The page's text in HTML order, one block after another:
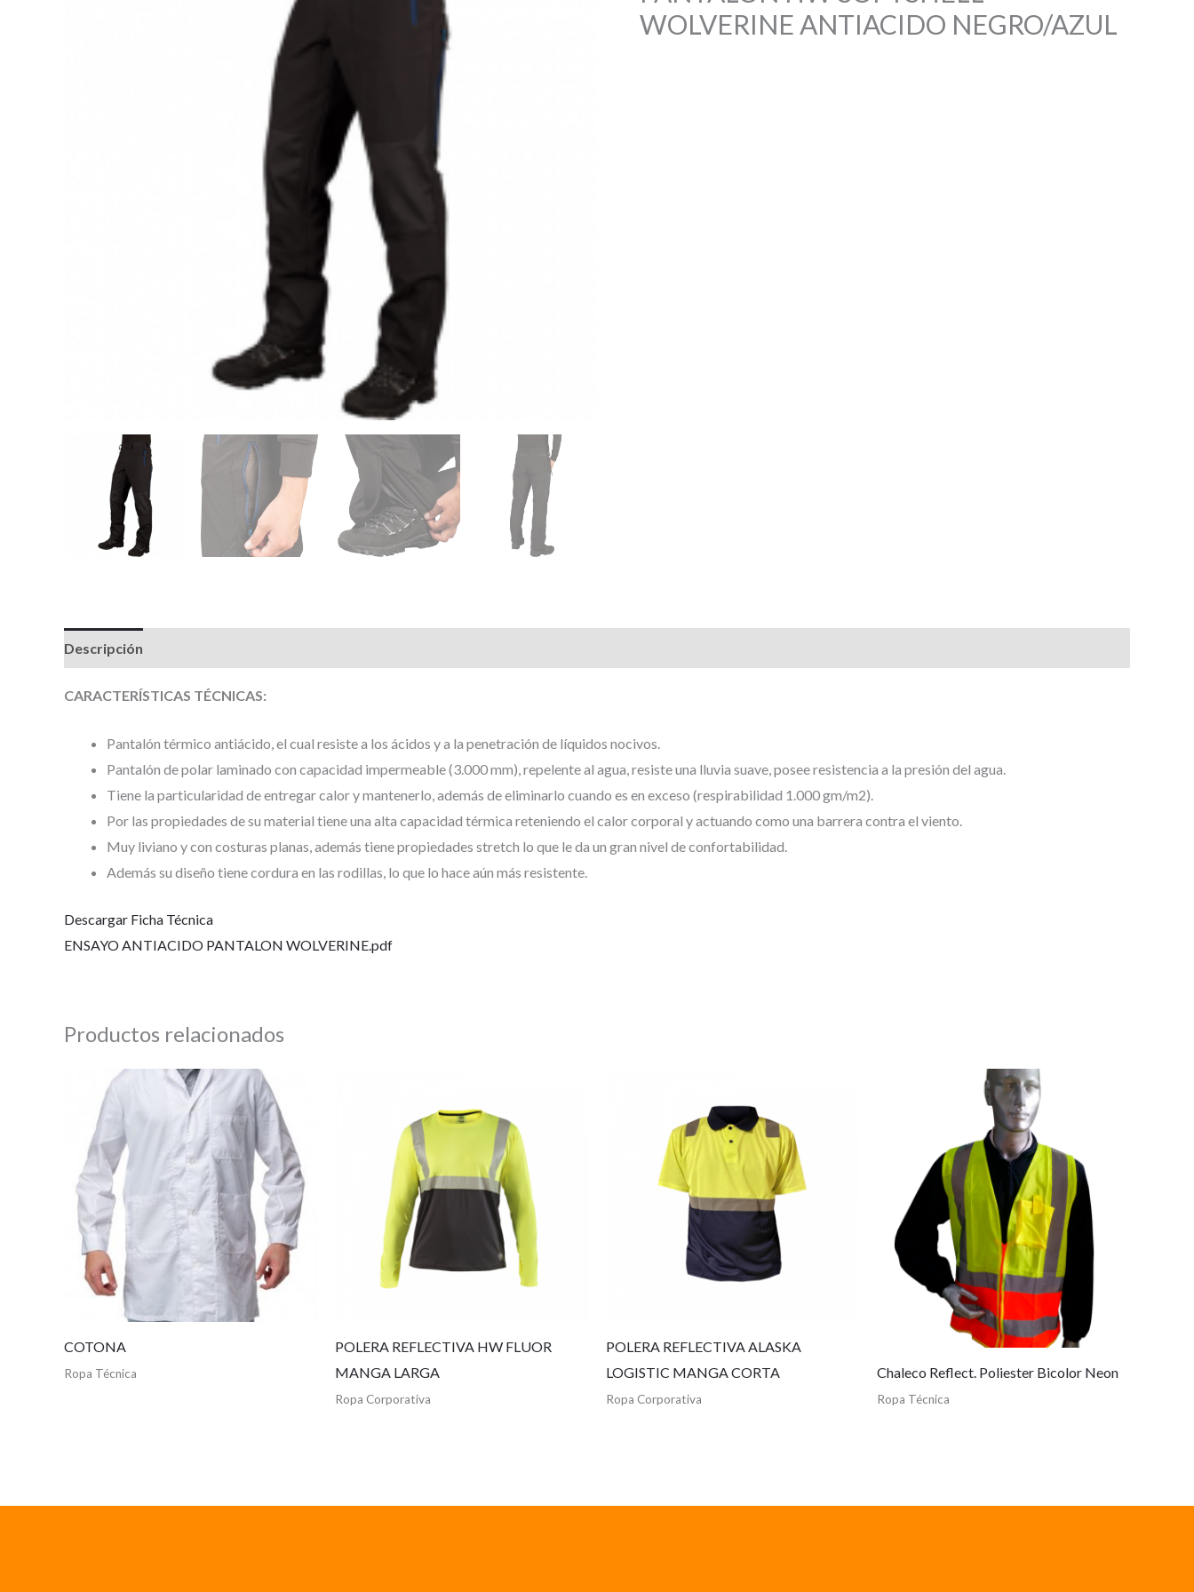
WOLVERINE ANTIACIDO NEGRO/AZUL
Descripción
CARACTERÍSTICAS TÉCNICAS:
Pantalón térmico antiácido, el cual resiste a los ácidos y a la penetración de líquidos nocivos.
Pantalón de polar laminado con capacidad impermeable (3.000 mm), repelente al agua, resiste una lluvia suave, posee resistencia a la presión del agua.
Tiene la particularidad de entregar calor y mantenerlo, además de eliminarlo cuando es en exceso (respirabilidad 1.000 gm/m2).
Por las propiedades de su material tiene una alta capacidad térmica reteniendo el calor corporal y actuando como una barrera contra el viento.
Muy liviano y con costuras planas, además tiene propiedades stretch lo que le da un gran nivel de confortabilidad.
Además su diseño tiene cordura en las rodillas, lo que lo hace aún más resistente.
Descargar Ficha Técnica
ENSAYO ANTIACIDO PANTALON WOLVERINE.pdf
Productos relacionados
COTONA
Ropa Técnica
POLERA REFLECTIVA HW FLUOR
MANGA LARGA
Ropa Corporativa
POLERA REFLECTIVA ALASKA
LOGISTIC MANGA CORTA
Ropa Corporativa
Chaleco Reflect. Poliester Bicolor Neon
Ropa Técnica